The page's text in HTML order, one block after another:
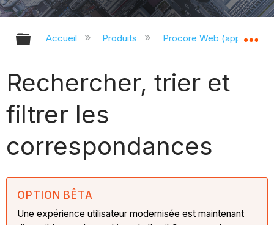
Développer/réduire la hiérarchie
Accueil Produits Procore Web
Rechercher, trier et
filtrer les
correspondances
OPTION BÊTA
Une expérience utilisateur modernisée est maintenant